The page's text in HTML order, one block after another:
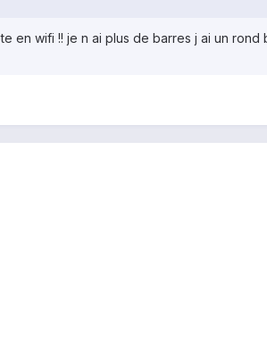
en wifi !! je n ai plus de barres j ai un rond